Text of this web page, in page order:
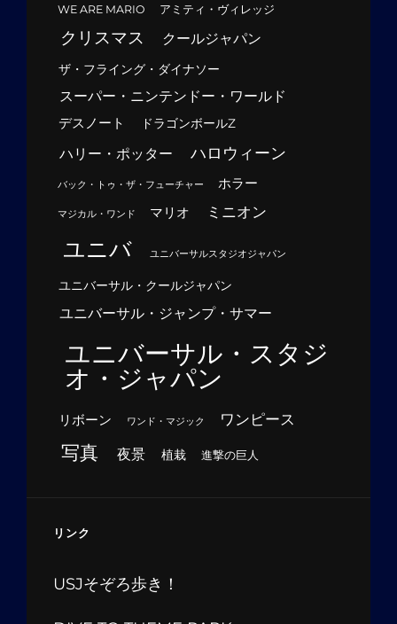
WE ARE MARIO アミティ・ヴィレッジ
クリスマス クールジャパン
ザ・フライング・ダイナソー
スーパー・ニンテンドー・ワールド
デスノート ドラゴンボールZ
ハリー・ポッター ハロウィーン
バック・トゥ・ザ・フューチャー ホラー
マジカル・ワンド マリオ ミニオン
ユニバ ユニバーサルスタジオジャパン
ユニバーサル・クールジャパン
ユニバーサル・ジャンプ・サマー
ユニバーサル・スタジ
オ・ジャパン
リボーン ワンド・マジック ワンピース
写真 夜景 植栽 進撃の巨人
リンク
USJそぞろ歩き！